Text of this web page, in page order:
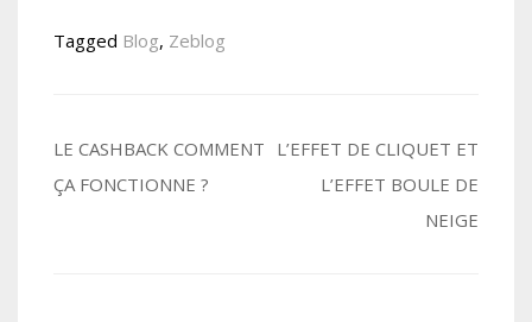
Tagged Blog, Zeblog
Navigation
de
LE CASHBACK COMMENT
ÇA FONCTIONNE ?
L’EFFET DE CLIQUET ET
L’EFFET BOULE DE
NEIGE